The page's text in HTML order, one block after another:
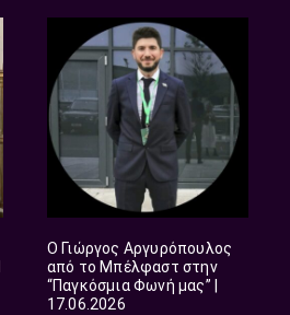
Ο Γιώργος Αργυρόπουλος
από το Μπέλφαστ στην
“Παγκόσμια Φωνή μας” |
17.06.2026